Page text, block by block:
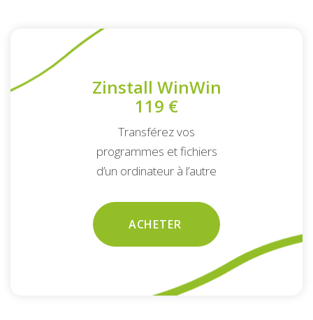
Zinstall WinWin
119 €
Transférez vos
programmes et fichiers
d’un ordinateur à l’autre
ACHETER